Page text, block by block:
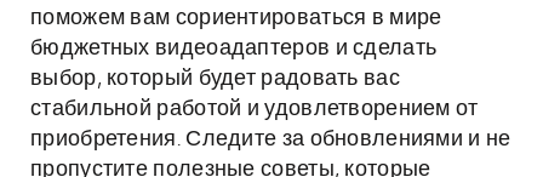
поможем вам сориентироваться в мире
бюджетных видеоадаптеров и сделать
выбор, который будет радовать вас
стабильной работой и удовлетворением от
приобретения. Следите за обновлениями и не
пропустите полезные советы, которые